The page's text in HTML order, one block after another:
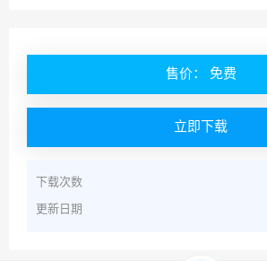
售价： 免费
立即下载
下载次数
更新日期